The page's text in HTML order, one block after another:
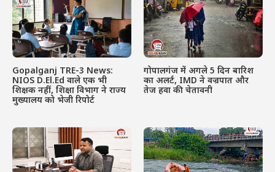
Gopalganj TRE-3 News:
NIOS D.El.Ed वाले एक भी
शिक्षक नहीं, शिक्षा विभाग ने राज्य
मुख्यालय को भेजी रिपोर्ट
गोपालगंज में अगले 5 दिन बारिश
का अलर्ट, IMD ने वज्रपात और
तेज हवा की चेतावनी